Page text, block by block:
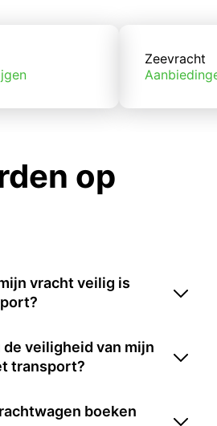
Zeevracht
op
vracht veilig is
veiligheid van mijn
transport?
boeken